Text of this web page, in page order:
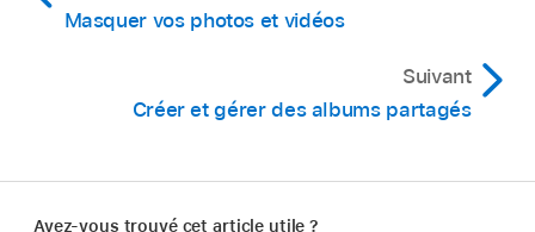
Masquer vos photos et vidéos
Suivant
Créer et gérer des albums partagés
Avez-vous trouvé cet article utile ?